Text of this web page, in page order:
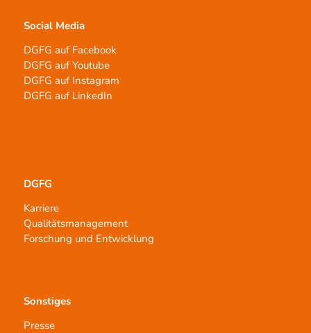
Social Media
DGFG auf Facebook
DGFG auf Youtube
DGFG auf Instagram
DGFG auf LinkedIn
DGFG
Karriere
Qualitätsmanagement
Forschung und Entwicklung
Sonstiges
Presse